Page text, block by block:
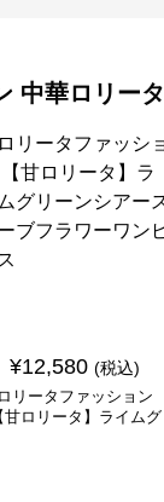
中華ロリータ
¥12,580 (税込)
ロリータファッション
甘ロリータ】ライムグ